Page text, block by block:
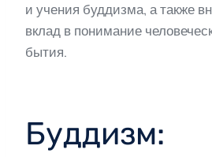
и учения буддизма, а также
вклад в понимание
бытия.
Буддизм: